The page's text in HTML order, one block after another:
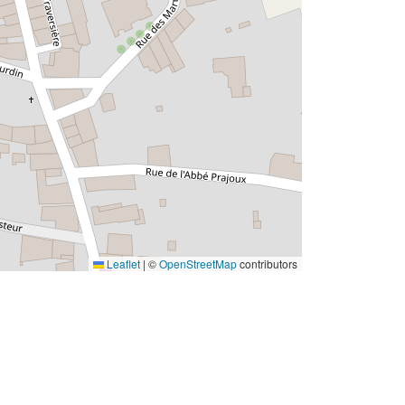
Leaflet | ©OpenStreetMapcontributors